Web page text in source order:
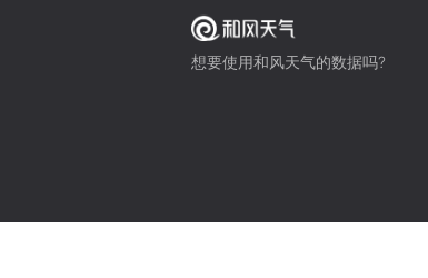
想要使用和风天气的数据吗?